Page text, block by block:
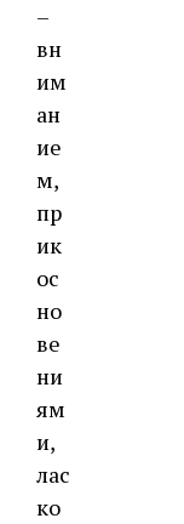
–
вн
им
ан
ие
м,
пр
ик
ос
но
ве
ни
ям
и,
лас
ко